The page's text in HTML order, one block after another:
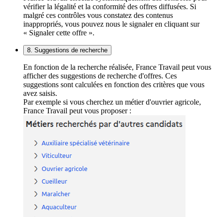
vérifier la légalité et la conformité des offres diffusées. Si
malgré ces contrôles vous constatez des contenus
inappropriés, vous pouvez nous le signaler en cliquant sur
« Signaler cette offre ».
8. Suggestions de recherche
En fonction de la recherche réalisée, France Travail peut vous
afficher des suggestions de recherche d'offres. Ces
suggestions sont calculées en fonction des critères que vous
avez saisis.
Par exemple si vous cherchez un métier d'ouvrier agricole,
France Travail peut vous proposer :